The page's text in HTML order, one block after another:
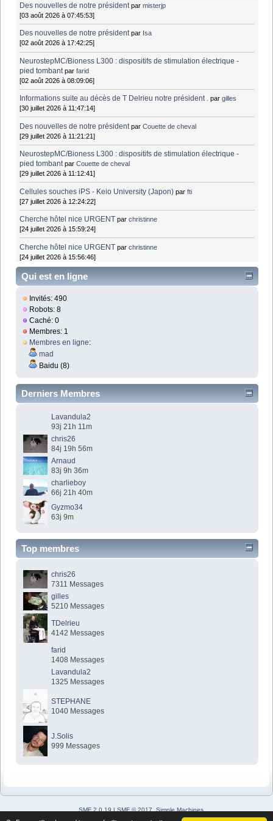
Des nouvelles de notre président parmisterjp
[03 août 2026 à 07:45:53]
Des nouvelles de notre président par Isa
[02 août 2026 à 17:42:25]
NeurostepMC/Bioness L300 : dispositifs de stimulation électrique -
pied tombant parfarid
[02 août 2026 à 08:09:06]
Informations suite au décès de T Delrieu notre président . pargilles
[30 juillet 2026 à 11:47:14]
Des nouvelles de notre président parCouette de cheval
[29 juillet 2026 à 11:21:21]
NeurostepMC/Bioness L300 : dispositifs de stimulation électrique -
pied tombant parCouette de cheval
[29 juillet 2026 à 11:12:41]
Cellules souches iPS - Keio University (Japon) parfti
[27 juillet 2026 à 12:24:22]
Cherche hôtel nice URGENT parchristinne
[24 juillet 2026 à 15:59:24]
Cherche hôtel nice URGENT parchristinne
[24 juillet 2026 à 15:56:46]
Qui est en ligne
Invités: 490
Robots: 8
Caché: 0
Membres: 1
Membres en ligne:
mad
Baidu (8)
Derniers Membres
Lavandula2
93j 21h 11m
chris26
84j 19h 56m
Arnaud
83j 9h 36m
charlieboy
66j 21h 40m
Gyzmo34
63j 9m
Top membres
chris26
7311 Messages
gilles
5210 Messages
TDelrieu
4142 Messages
farid
1408 Messages
Lavandula2
1325 Messages
STEPHANE
1040 Messages
J.Solis
999 Messages
SMF 2.0.19 | SMF © 2017
Simple Machines
Simple Audio Video Embedder